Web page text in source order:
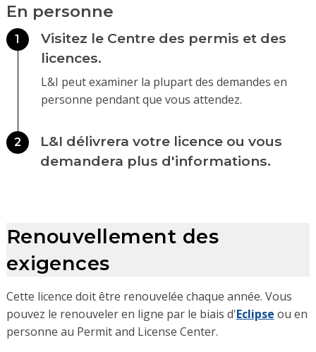
En personne
1
Visitez le Centre des permis et des
licences.
L&I peut examiner la plupart des demandes en
personne pendant que vous attendez.
2
L&I délivrera votre licence ou vous
demandera plus d'informations.
Renouvellement des
exigences
Cette licence doit être renouvelée chaque année. Vous
pouvez le renouveler en ligne par le biais d'Eclipse ou en
personne au Permit and License Center.